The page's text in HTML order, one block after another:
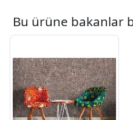
Bu ürüne bakanlar